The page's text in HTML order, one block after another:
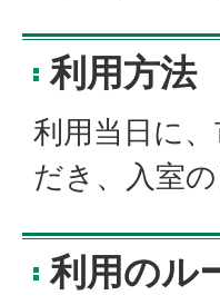
利用方法
利用当日に
だき、入室
利用のル